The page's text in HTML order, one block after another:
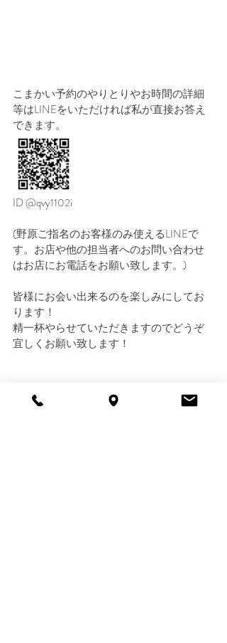
こまかい予約のやりとりやお時間の詳細
等はLINEをいただければ私が直接お答え
できます。
ID @qvy1102i
(野原ご指名のお客様のみ使えるLINEで
す。お店や他の担当者へのお問い合わせ
はお店にお電話をお願い致します。)
皆様にお会い出来るのを楽しみにしてお
ります！
精一杯やらせていただきますのでどうぞ
宜しくお願い致します！
THE DAY 野原